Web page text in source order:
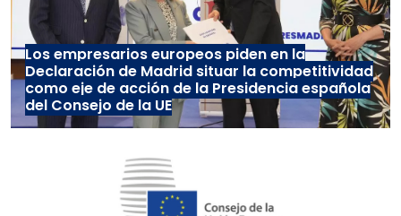
Los empresarios europeos piden en la
Declaración de Madrid situar la competitividad
como eje de acción de la Presidencia española
del Consejo de la UE